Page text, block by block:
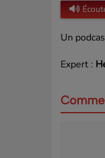
Un
Expert :